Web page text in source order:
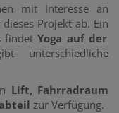
mit Interesse an
Projekt ab. Ein
findet Yoga auf der
unterschiedliche
Lift, Fahrradraum
zur Verfügung.